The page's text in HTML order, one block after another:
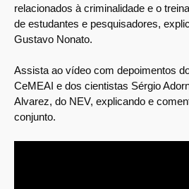
relacionados à criminalidade e o
de estudantes e pesquisadores,
Gustavo Nonato.
Assista ao vídeo com depoimentos
CeMEAI e dos cientistas Sérgio
Alvarez, do NEV, explicando e
conjunto.